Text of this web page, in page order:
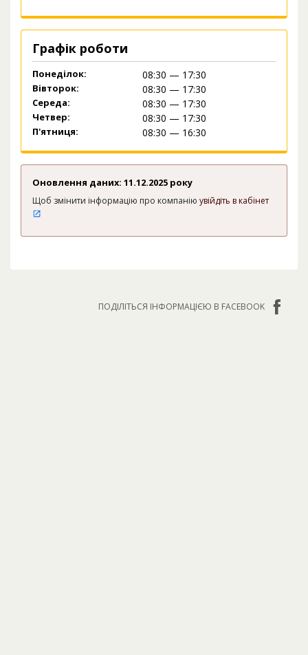
Графік роботи
Понеділок: 08:30 — 17:30
Вівторок: 08:30 — 17:30
Середа: 08:30 — 17:30
Четвер: 08:30 — 17:30
П'ятниця: 08:30 — 16:30
Оновлення даних: 11.12.2025 року
Щоб змінити інформацію про компанію увійдіть в кабінет
ПОДІЛІТЬСЯ ІНФОРМАЦІЄЮ В FACEBOOK